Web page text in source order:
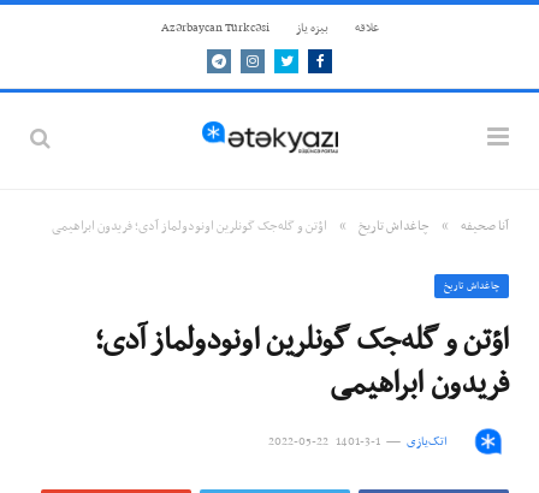
علاقه بيزه ياز Azərbaycan Türkcəsi
Facebook
Twitter
Instagram
Telegram
آنا صحيفه » چاغداش تاريخ » اؤتن و گله‌جک گونلرین اونودولماز آدی؛ فریدون ابراهیمی
چاغداش تاريخ
اؤتن و گله‌جک گونلرین اونودولماز آدی؛
فریدون ابراهیمی
اتک‌یازی 1-3-1401 22-05-2022